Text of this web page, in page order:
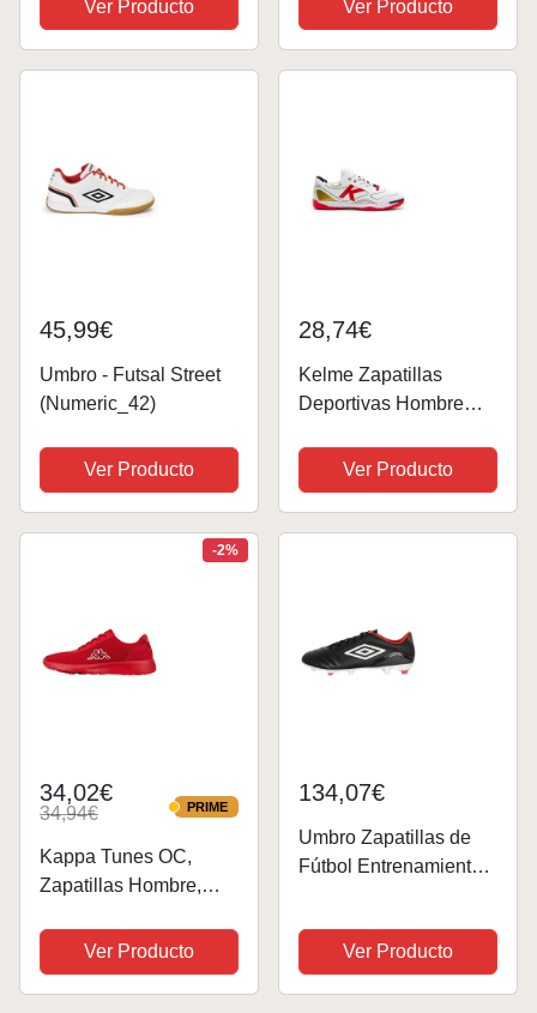
Ver Producto
Transpirables Zapatos
de Senderismo
Ver Producto
45,99€
Umbro - Futsal Street
(Numeric_42)
Ver Producto
28,74€
Kelme Zapatillas
Deportivas Hombre
Sneaker Unisex
Adulto, Multicolor,
Medium
Ver Producto
-2%
34,02€
34,94€ PRIME
PRIME
Kappa Tunes OC,
Zapatillas Hombre,
Ver Producto
134,07€
Umbro Zapatillas de
Fútbol Entrenamiento
Negro/Blanco/Rojo,
39.5 EU
Ver Producto